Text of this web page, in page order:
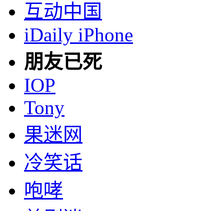
互动中国
iDaily iPhone
朋友已死
IOP
Tony
果迷网
冷笑话
咆哮